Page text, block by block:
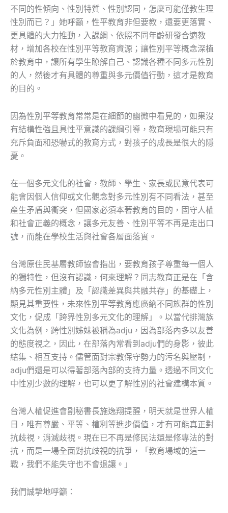
不同的性傾向、性別特質、性別認同，怎麼可能僅教生理
性別而已？」她呼籲，性平教育非但要教，還要更落實、
更具體的大力推動，入課綱、依照不同年齡研發合適教
材，增加各校在性別平等教育資源；讓性別平等概念深植
於教育中，讓所有學生瞭解自己、認識各種不同多元性別
的人，然後才有具體的尊重與多元價值行動，這才是教育
的目的。
因為性別平等教育常常是在細節的幽微中看見的，如果沒
有結構性強且具性平意識的課綱引導，教育現場可能只有
充斥負面和恐嚇式的教育方式，對孩子的成長是很大的隱
憂。
在一個多元文化的社會，教師、學生、家長或民意代表可
能會因個人信仰或文化觀念對多元性別有不同看法，甚至
產生矛盾與衝突，但國家必須本著教育的目的，固守人權
和社會正義的概念，讓多元友善、性別平等不再是走出口
號，而能在學校生活與社會各層面落實。
台灣原住民基層教師協會指出，要教育孩子尊重每一個人
的獨特性，但沒有認識，何來理解？同志教育正是在「含
納多元性別主體」及「認識差異與共融共存」的基礎上，
顯見其重要性，未來性別平等教育應廣納不同族群的性別
文化，促成「跨界性別多元文化的理解」。以當代排灣族
文化為例，跨性別姊妹被稱為adju，因為部落內多以友善
的態度視之，因此，在部落內常看到adju們的身影，彼此
結集、相互支持。儘管面對宗教保守勢力的污名與壓制，
adju們還是可以得著部落內部的支持力量。透過不同文化
中性別少數的理解，也可以更了解性別的社會建構本質。
台灣人權促進會副秘書長施逸翔提醒，明天就是世界人權
日，唯有尊嚴、平等、權利等進步價值，才有可能真正對
抗歧視，消滅歧視。現在已不再是修民法還是修專法的對
抗，而是一場全面對抗歧視的抗爭，「教育場域的這一
戰，我們不能失守也不會退讓。」
我們誠摯地呼籲：